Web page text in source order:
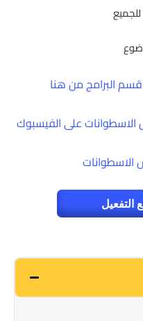
قسم البرامج من هنا
على الفيسبوك
الاسطوانات
التفعيل